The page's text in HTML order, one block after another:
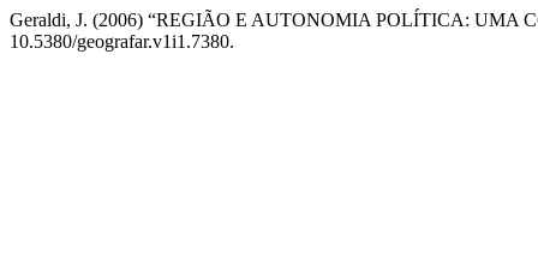
Geraldi, J. (2006) “REGIÃO E AUTONOMIA POLÍTICA: UMA
10.5380/geografar.v1i1.7380.